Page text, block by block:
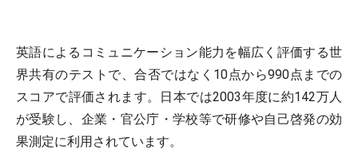
英語によるコミュニケーション能力を幅広く評価する世
界共有のテストで、合否ではなく10点から990点までの
スコアで評価されます。日本では2003年度に約142万人
が受験し、企業・官公庁・学校等で研修や自己啓発の効
果測定に利用されています。